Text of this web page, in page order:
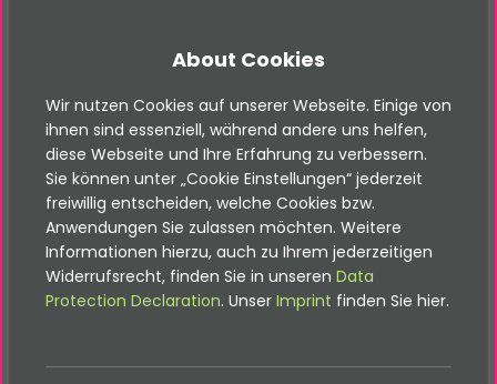
Backends auf Seitenebene. Damit lassen sich
Redaktionsoberfläche, Standardwerte,
Inhaltselemente und Workflows im
Seitenbaum anpassen.
Plugin
Ein Plugin ist eine TYPO3-Extension-
Komponente, die dynamische Inhalte im
Frontend ausgibt. Redakteur:innen fügen sie als
About Cookies
Wir nutzen Cookies auf unserer Webseite. Einige von
ihnen sind essenziell, während andere uns helfen,
diese Webseite und Ihre Erfahrung zu verbessern.
Sie können unter „Cookie Einstellungen“ jederzeit
freiwillig entscheiden, welche Cookies bzw.
Anwendungen Sie zulassen möchten. Weitere
Informationen hierzu, auch zu Ihrem jederzeitigen
Widerrufsrecht, finden Sie in unseren Data
Protection Declaration. Unser Imprint finden Sie hier.